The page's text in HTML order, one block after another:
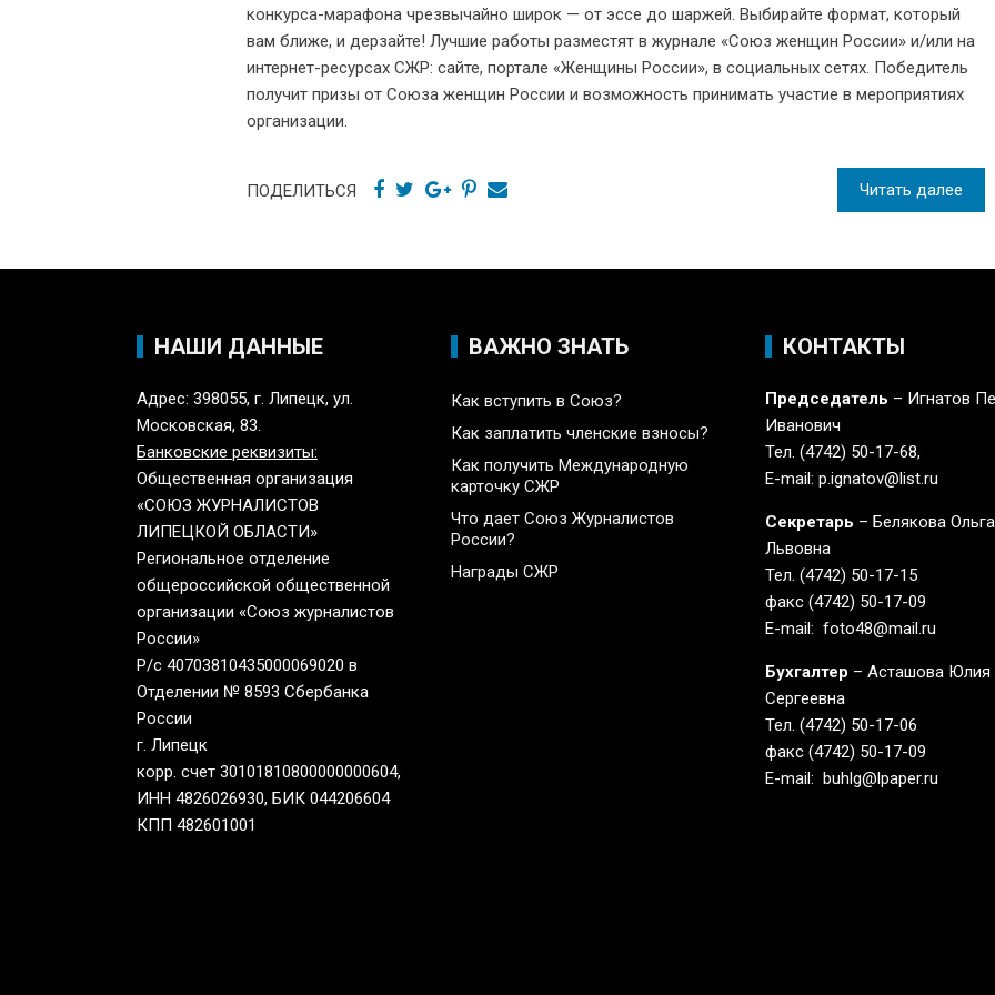
конкурса-марафона чрезвычайно широк — от эссе до шаржей. Выбирайте формат, который
вам ближе, и дерзайте! Лучшие работы разместят в журнале «Союз женщин России» и/или на
интернет-ресурсах СЖР: сайте, портале «Женщины России», в социальных сетях. Победитель
получит призы от Союза женщин России и возможность принимать участие в мероприятиях
организации.
Читать далее
ПОДЕЛИТЬСЯ
НАШИ ДАННЫЕ
Адрес: 398055, г. Липецк, ул.
Московская, 83.
Банковские реквизиты:
Общественная организация
«СОЮЗ ЖУРНАЛИСТОВ
ЛИПЕЦКОЙ ОБЛАСТИ»
Региональное отделение
общероссийской общественной
организации «Союз журналистов
России»
Р/с 40703810435000069020 в
Отделении № 8593 Сбербанка
России
г. Липецк
корр. счет 30101810800000000604,
ИНН 4826026930, БИК 044206604
КПП 482601001
ВАЖНО ЗНАТЬ
Как вступить в Союз?
Как заплатить членские взносы?
Как получить Международную
карточку СЖР
Что дает Союз Журналистов
России?
Награды СЖР
КОНТАКТЫ
Председатель – Игнатов
Иванович
Тел. (4742) 50-17-68,
E-mail: p.ignatov@list.ru
Секретарь – Белякова Ольга
Львовна
Тел. (4742) 50-17-15
факс (4742) 50-17-09
E-mail: foto48@mail.ru
Бухгалтер – Асташова Юлия
Сергеевна
Тел. (4742) 50-17-06
факс (4742) 50-17-09
E-mail: buhlg@lpaper.ru